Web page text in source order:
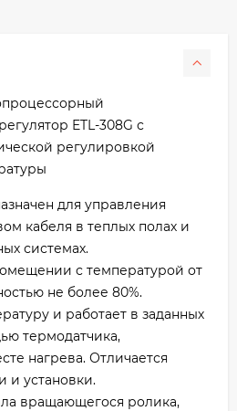
ETL-308G с
регулировкой
для управления
кабеля в теплых полах и
системах.
с температурой от
не более 80%.
и работает в заданных
термодатчика,
нагрева. Отличается
и установки.
вращающегося ролика,